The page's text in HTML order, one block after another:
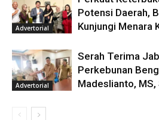
Advertorial
Potensi Daerah,
Kunjungi Menara
Advertorial
Serah Terima
Perkebunan
Madeslianto, MS,